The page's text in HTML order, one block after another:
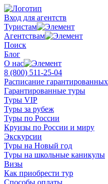
Вход для агентств
Туристам
Агентствам
Поиск
Блог
О нас
8 (800) 511-25-04
Расписание
Гарантированные туры
Туры VIP
Туры за рубеж
Туры по России
Круизы по России и миру
Экскурсии
Туры на Новый год
Туры на школьные каникулы
Визы
Как приобрести тур
Способы оплаты